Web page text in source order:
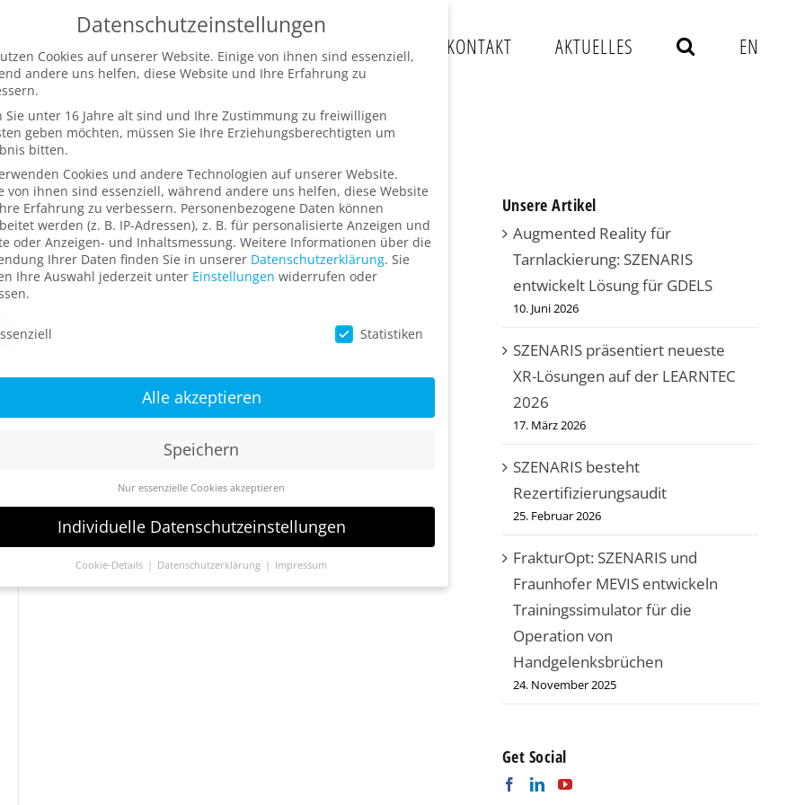
KOMPETENZEN REFERENZEN ÜBER UNS KONTAKT AKTUELLES EN
Unsere Artikel
Augmented Reality für
Tarnlackierung: SZENARIS
entwickelt Lösung für GDELS
10. Juni 2026
SZENARIS präsentiert neueste
XR-Lösungen auf der LEARNTEC
2026
17. März 2026
SZENARIS besteht
Rezertifizierungsaudit
25. Februar 2026
FrakturOpt: SZENARIS und
Fraunhofer MEVIS entwickeln
Trainingssimulator für die
Operation von
Handgelenksbrüchen
24. November 2025
Get Social
Datenschutzeinstellungen
Cookies auf unserer Website. Einige von ihnen sind essenziell,
andere uns helfen, diese Website und Ihre Erfahrung zu
Sie unter 16 Jahre alt sind und Ihre Zustimmung zu freiwilligen
geben möchten, müssen Sie Ihre Erziehungsberechtigten um
bitten.
Cookies und andere Technologien auf unserer Website.
von ihnen sind essenziell, während andere uns helfen, diese Website
Erfahrung zu verbessern. Personenbezogene Daten können
werden (z. B. IP-Adressen), z. B. für personalisierte Anzeigen und
oder Anzeigen- und Inhaltsmessung. Weitere Informationen über die
Ihrer Daten finden Sie in unserer Datenschutzerklärung. Sie
Ihre Auswahl jederzeit unter Einstellungen widerrufen oder
Statistiken
Alle akzeptieren
Speichern
Nur essenzielle Cookies akzeptieren
Individuelle Datenschutzeinstellungen
Cookie-Details Datenschutzerklärung Impressum
Datenschutzeinstellungen
geben möchten, müssen Sie Ihre Erziehungsberechtigten um
bitten.
Ihrer Daten finden Sie in unserer
Sie eine Übersicht über alle verwendeten Cookies. Sie können